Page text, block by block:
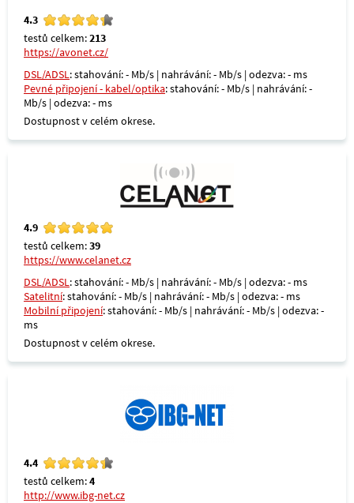
4.3
testů celkem:213
https://avonet.cz/
DSL/ADSL: stahování: - Mb/s | nahrávání: - Mb/s | odezva: - ms
Pevné připojení - kabel/optika: stahování: - Mb/s | nahrávání: -
Mb/s | odezva: - ms
Dostupnost v celém okrese.
4.9
testů celkem:39
https://www.celanet.cz
DSL/ADSL: stahování: - Mb/s | nahrávání: - Mb/s | odezva: - ms
Satelitní: stahování: - Mb/s | nahrávání: - Mb/s | odezva: - ms
Mobilní připojení: stahování: - Mb/s | nahrávání: - Mb/s | odezva: -
ms
Dostupnost v celém okrese.
4.4
testů celkem:4
http://www.ibg-net.cz